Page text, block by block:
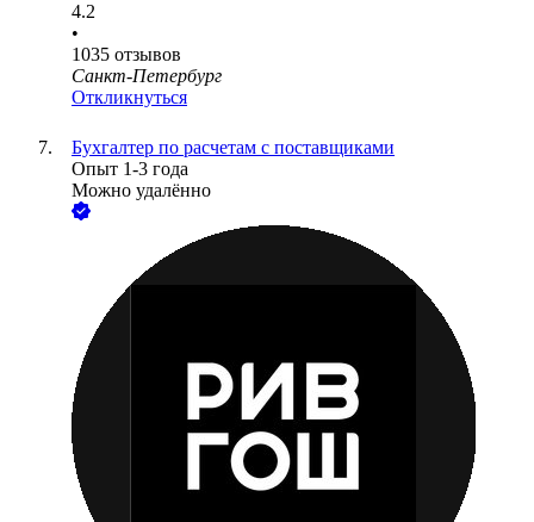
4.2
•
1035 отзывов
Санкт-Петербург
Откликнуться
Бухгалтер по расчетам с поставщиками
Опыт 1-3 года
Можно удалённо